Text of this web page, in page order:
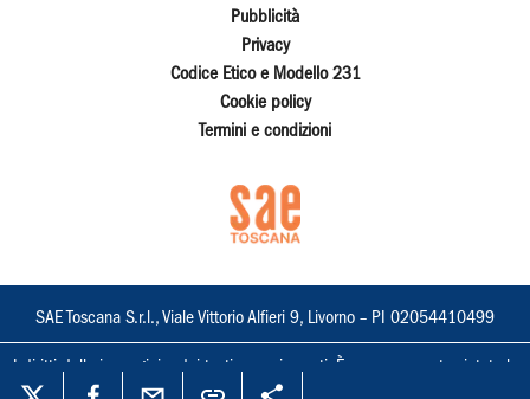
Pubblicità
Privacy
Codice Etico e Modello 231
Cookie policy
Termini e condizioni
SAE Toscana S.r.l., Viale Vittorio Alfieri 9, Livorno – PI 02054410499
I diritti delle immagini e dei testi sono riservati. È espressamente vietata la
loro riproduzione con qualsiasi mezzo e l'adattamento totale o parziale.